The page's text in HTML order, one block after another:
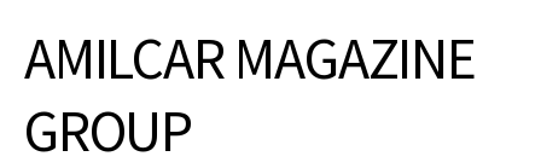
AMILCAR MAGAZINE
GROUP